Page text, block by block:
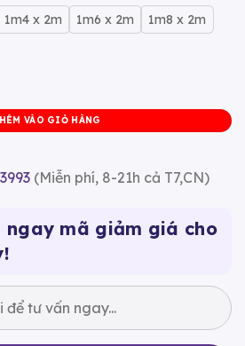
1.366.875 ₫
1m4 x 2m 1m6 x 2m
1m8 x 2m
Zzbed số lượng
VÀO GIỎ HÀNG
(Miễn phí, 8-21h cả T7,CN)
ngay mã giảm giá cho